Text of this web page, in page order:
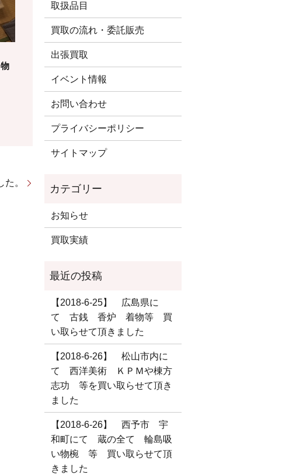
。
取扱品目
買取の流れ・委託販売
出張買取
イベント情報
お問い合わせ
プライバシーポリシー
サイトマップ
お知らせ
買取実績
【2018-6-25】 広島県に
て 古銭 香炉 着物等 買
い取らせて頂きました
【2018-6-26】 松山市内に
て 西洋美術 ＫＰＭや棟方
志功 等を買い取らせて頂き
ました
【2018-6-26】 西予市 宇
和町にて 蔵の全て 輪島吸
い物椀 等 買い取らせて頂
きました